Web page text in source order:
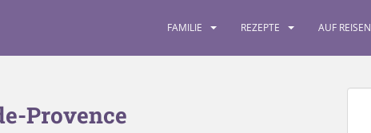
FAMILIE REZEPTE AUF REISEN
Provence